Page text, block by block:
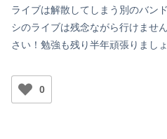
ライブは解散してしまう別のバン
シのライブは残念ながら行けませ
さい！勉強も残り半年頑張りましょ
0